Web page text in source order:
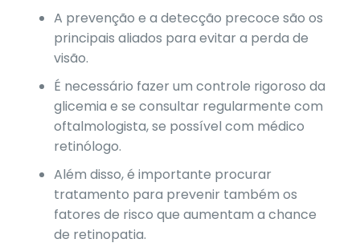
A prevenção e a detecção precoce são os
principais aliados para evitar a perda de
visão.
É necessário fazer um controle rigoroso da
glicemia e se consultar regularmente com
oftalmologista, se possível com médico
retinólogo.
Além disso, é importante procurar
tratamento para prevenir também os
fatores de risco que aumentam a chance
de retinopatia.